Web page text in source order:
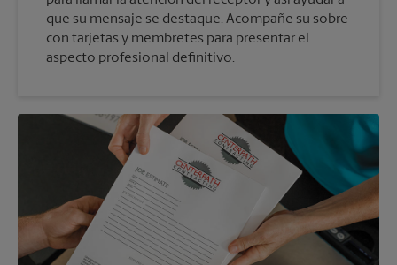
que su mensaje se destaque. Acompañe su sobre
con tarjetas y membretes para presentar el
aspecto profesional definitivo.